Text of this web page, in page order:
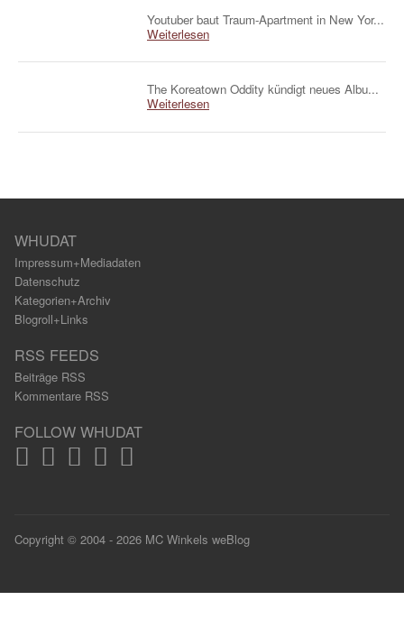
Youtuber baut Traum-Apartment in New Yor...
Weiterlesen
The Koreatown Oddity kündigt neues Albu...
Weiterlesen
WHUDAT
Impressum+Mediadaten
Datenschutz
Kategorien+Archiv
Blogroll+Links
RSS FEEDS
Beiträge RSS
Kommentare RSS
FOLLOW WHUDAT
Copyright © 2004 - 2026 MC Winkels weBlog